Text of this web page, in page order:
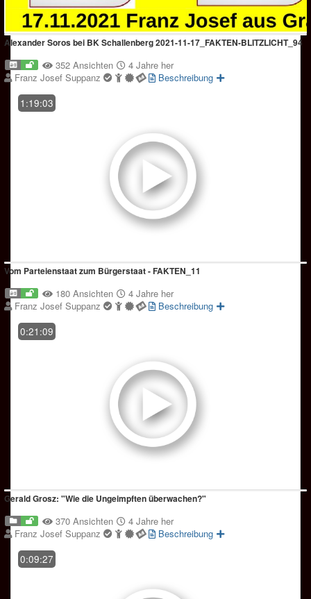
Alexander Soros bei BK Schallenberg 2021-11-17_FAKTEN-BLITZLICHT_94
352 Ansichten
4 Jahre her
Franz Josef Suppanz
Beschreibung
1:19:03
Vom Parteienstaat zum Bürgerstaat - FAKTEN_11
180 Ansichten
4 Jahre her
Franz Josef Suppanz
Beschreibung
0:21:09
Gerald Grosz: "Wie die Ungeimpften überwachen?"
370 Ansichten
4 Jahre her
Franz Josef Suppanz
Beschreibung
0:09:27